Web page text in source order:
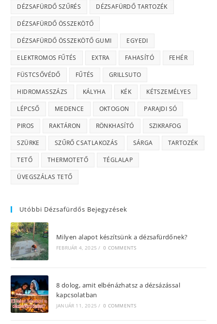
DÉZSAFÜRDŐ SZŰRÉS DÉZSAFÜRDŐ TARTOZÉK
DÉZSAFÜRDŐ ÖSSZEKÖTŐ
DÉZSAFÜRDŐ ÖSSZEKÖTŐ GUMI EGYEDI
ELEKTROMOS FŰTÉS EXTRA FAHASÍTÓ FEHÉR
FÜSTCSŐVÉDŐ FŰTÉS GRILLSUTO
HIDROMASSZÁZS KÁLYHA KÉK KÉTSZEMÉLYES
LÉPCSŐ MEDENCE OKTOGON PARAJDI SÓ
PIROS RAKTÁRON RÖNKHASÍTÓ SZIKRAFOG
SZÜRKE SZŰRŐ CSATLAKOZÁS SÁRGA TARTOZÉK
TETŐ THERMOTETŐ TÉGLALAP
ÜVEGSZÁLAS TETŐ
Utóbbi Dézsafürdős Bejegyzések
Milyen alapot készítsünk a dézsafürdőnek?
FEBRUÁR 4, 2025 / 0 COMMENTS
8 dolog, amit elbénázhatsz a dézsázással
kapcsolatban
JANUÁR 11, 2025 / 0 COMMENTS